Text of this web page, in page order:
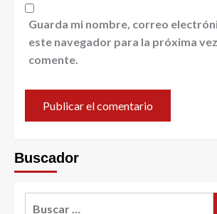
Guarda mi nombre, correo
este navegador para la próxima
comente.
Buscador